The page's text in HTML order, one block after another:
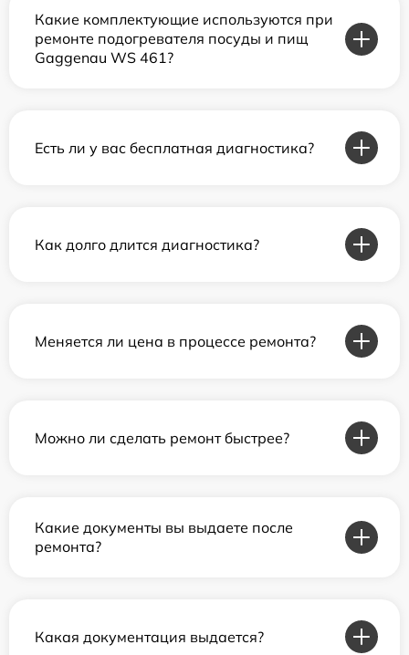
Какие комплектующие используются при
ремонте подогревателя посуды и пищ
Gaggenau WS 461?
Есть ли у вас бесплатная диагностика?
Как долго длится диагностика?
Меняется ли цена в процессе ремонта?
Можно ли сделать ремонт быстрее?
Какие документы вы выдаете после
ремонта?
Какая документация выдается?